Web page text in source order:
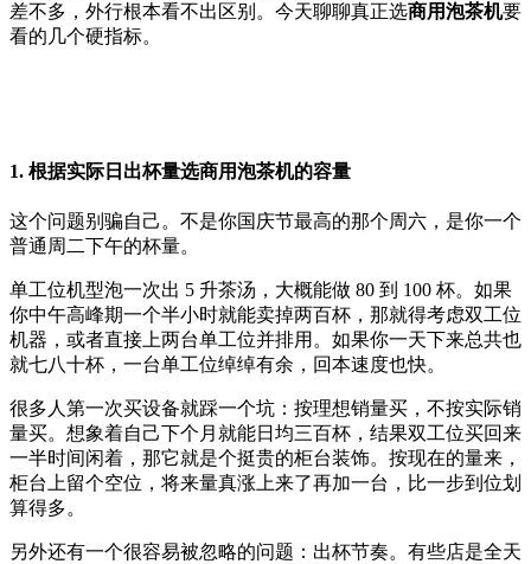
差不多，外行根本看不出区别。今天聊聊真正选商用泡茶机要
看的几个硬指标。
1. 根据实际日出杯量选商用泡茶机的容量
这个问题别骗自己。不是你国庆节最高的那个周六，是你一个
普通周二下午的杯量。
单工位机型泡一次出 5 升茶汤，大概能做 80 到 100 杯。如果
你中午高峰期一个半小时就能卖掉两百杯，那就得考虑双工位
机器，或者直接上两台单工位并排用。如果你一天下来总共也
就七八十杯，一台单工位绰绰有余，回本速度也快。
很多人第一次买设备就踩一个坑：按理想销量买，不按实际销
量买。想象着自己下个月就能日均三百杯，结果双工位买回来
一半时间闲着，那它就是个挺贵的柜台装饰。按现在的量来，
柜台上留个空位，将来量真涨上来了再加一台，比一步到位划
算得多。
另外还有一个很容易被忽略的问题：出杯节奏。有些店是全天